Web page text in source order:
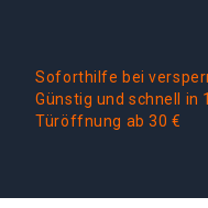
Soforthilfe bei
Günstig und schnell in
Türöffnung ab 30 €